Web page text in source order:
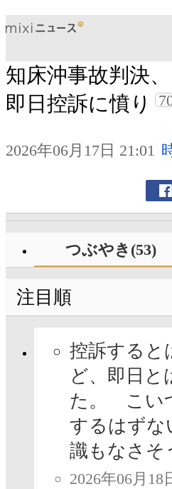
知床沖事故判決、
即日控訴に憤り
2026年06月17日 21:01
つぶやき(53)
注目順
控訴すると
ど、即日と
た。 こい
するはずな
識もなさそ
2026年06月18